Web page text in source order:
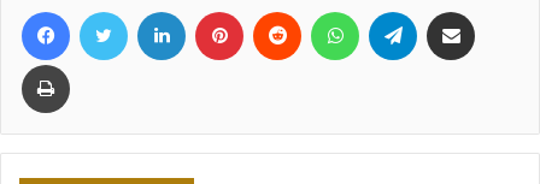
FacebookTwitter LinkedIn Pinterest Reddit WhatsAppTelegram
Print